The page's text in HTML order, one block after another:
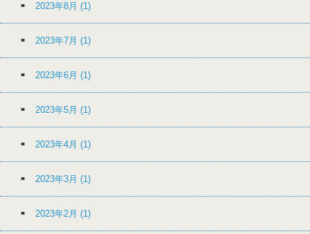
2023年8月 (1)
2023年7月 (1)
2023年6月 (1)
2023年5月 (1)
2023年4月 (1)
2023年3月 (1)
2023年2月 (1)